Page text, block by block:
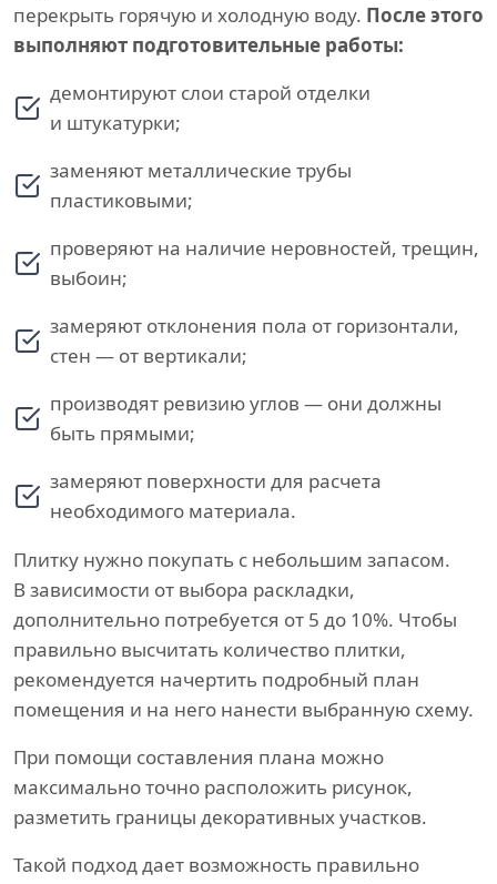
перекрыть горячую и холодную воду. После этого
выполняют подготовительные работы:
демонтируют слои старой отделки
и штукатурки;
заменяют металлические трубы
пластиковыми;
проверяют на наличие неровностей, трещин,
выбоин;
замеряют отклонения пола от горизонтали,
стен — от вертикали;
производят ревизию углов — они должны
быть прямыми;
замеряют поверхности для расчета
необходимого материала.
Плитку нужно покупать с небольшим запасом.
В зависимости от выбора раскладки,
дополнительно потребуется от 5 до 10%. Чтобы
правильно высчитать количество плитки,
рекомендуется начертить подробный план
помещения и на него нанести выбранную схему.
При помощи составления плана можно
максимально точно расположить рисунок,
разметить границы декоративных участков.
Такой подход дает возможность правильно